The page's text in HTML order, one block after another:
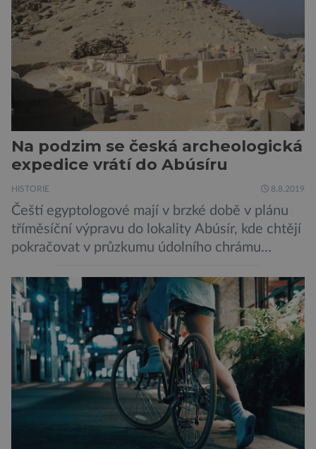
[…]
Na podzim se česká archeologická
expedice vrátí do Abúsíru
HISTORIE 8.8.2019
Čeští egyptologové mají v brzké době v plánu
tříměsíční výpravu do lokality Abúsír, kde chtějí
pokračovat v průzkumu údolního chrámu
Ceje. Lucie Jirásková z Českého
egyptologického ústavu FF UK řekla, že je
v plánu také zpracování vykopaných předmětů.
„V průběhu výzkumů není moc času na
zpracování nálezů. Necháváme si na to tedy
měsíc, kdy […]